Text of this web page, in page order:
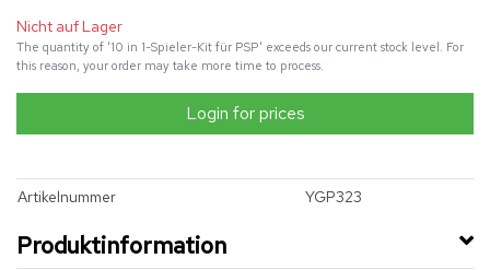
Nicht auf Lager
The quantity of '10 in 1-Spieler-Kit für PSP' exceeds our current stock level. For
this reason, your order may take more time to process.
Login for prices
Artikelnummer YGP323
Produktinformation